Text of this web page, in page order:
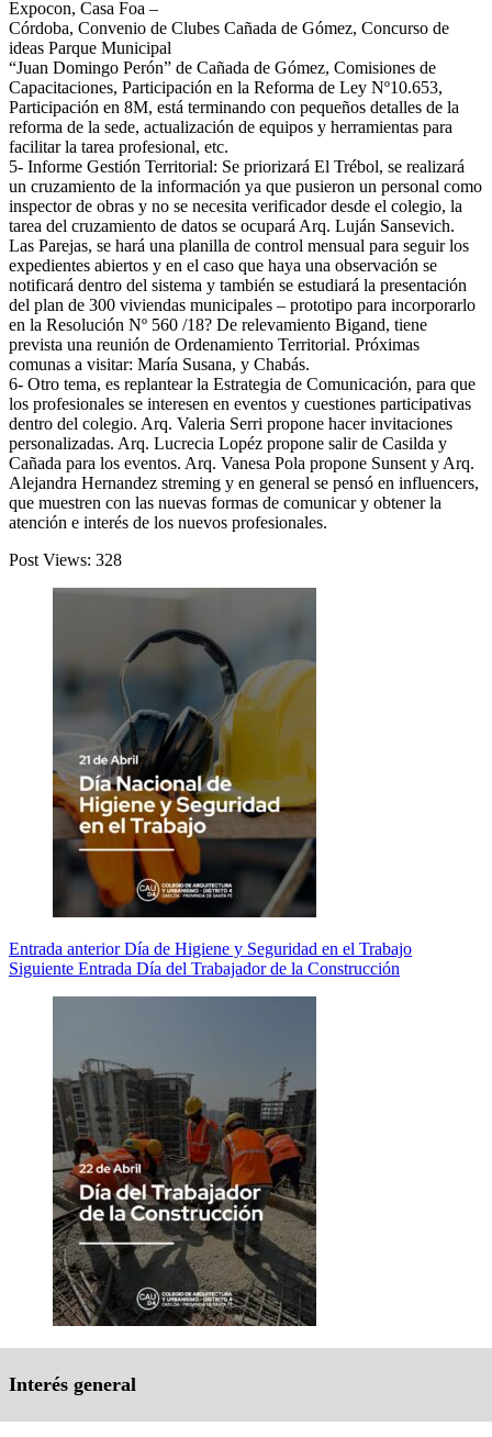
Expocon, Casa Foa –
Córdoba, Convenio de Clubes Cañada de Gómez, Concurso de
ideas Parque Municipal
“Juan Domingo Perón” de Cañada de Gómez, Comisiones de
Capacitaciones, Participación en la Reforma de Ley Nº10.653,
Participación en 8M, está terminando con pequeños detalles de la
reforma de la sede, actualización de equipos y herramientas para
facilitar la tarea profesional, etc.
5- Informe Gestión Territorial: Se priorizará El Trébol, se realizará
un cruzamiento de la información ya que pusieron un personal como
inspector de obras y no se necesita verificador desde el colegio, la
tarea del cruzamiento de datos se ocupará Arq. Luján Sansevich.
Las Parejas, se hará una planilla de control mensual para seguir los
expedientes abiertos y en el caso que haya una observación se
notificará dentro del sistema y también se estudiará la presentación
del plan de 300 viviendas municipales – prototipo para incorporarlo
en la Resolución Nº 560 /18? De relevamiento Bigand, tiene
prevista una reunión de Ordenamiento Territorial. Próximas
comunas a visitar: María Susana, y Chabás.
6- Otro tema, es replantear la Estrategia de Comunicación, para que
los profesionales se interesen en eventos y cuestiones participativas
dentro del colegio. Arq. Valeria Serri propone hacer invitaciones
personalizadas. Arq. Lucrecia Lopéz propone salir de Casilda y
Cañada para los eventos. Arq. Vanesa Pola propone Sunsent y Arq.
Alejandra Hernandez streming y en general se pensó en influencers,
que muestren con las nuevas formas de comunicar y obtener la
atención e interés de los nuevos profesionales.
Post Views: 328
Entrada anteriorDía de Higiene y Seguridad en el Trabajo
Siguiente Entrada Día del Trabajador de la Construcción
Interés general